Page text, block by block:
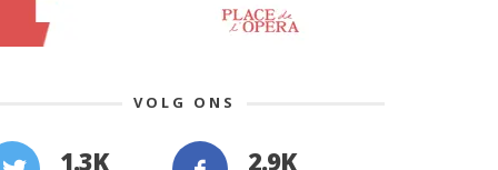
VOLG ONS
1.3K